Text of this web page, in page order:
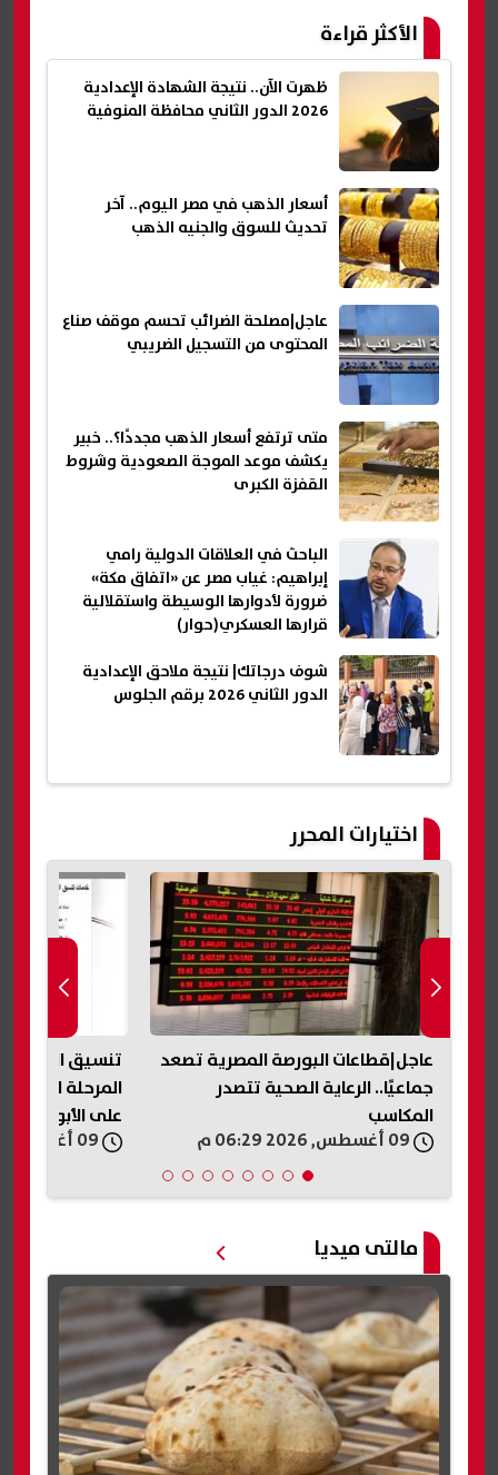
الأكثر قراءة
ظهرت الآن.. نتيجة الشهادة الإعدادية
2026 الدور الثاني محافظة المنوفية
أسعار الذهب في مصر اليوم.. آخر
تحديث للسوق والجنيه الذهب
عاجل|مصلحة الضرائب تحسم موقف صناع
المحتوى من التسجيل الضريبي
متى ترتفع أسعار الذهب مجددًا؟.. خبير
يكشف موعد الموجة الصعودية وشروط
القفزة الكبرى
الباحث في العلاقات الدولية رامي
إبراهيم: غياب مصر عن «اتفاق مكة»
ضرورة لأدوارها الوسيطة واستقلالية
قرارها العسكري(حوار)
شوف درجاتك| نتيجة ملاحق الإعدادية
الدور الثاني 2026 برقم الجلوس
اختيارات المحرر
عاجل|قطاعات البورصة المصرية تصعد
جماعيًا.. الرعاية الصحية تتصدر
المكاسب
المرحلة الأولى غدًا
على الأبواب
مالتى ميديا